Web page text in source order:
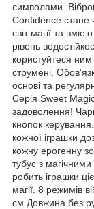
символами.
Confidence стане
світ магії та
рівень
користуйтеся ним
струмені.
основі та
Серія Sweet
задоволення!
кнопок
кожної іграшки
кожну ерогенну
тубус з
робить іграшки
магії. 8 режимів
см Довжина без